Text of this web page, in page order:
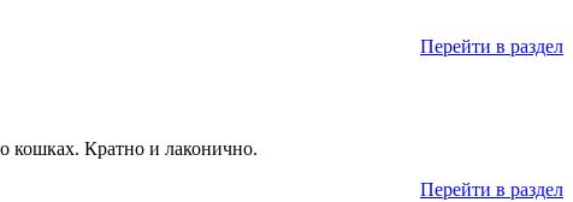
Перейти в раздел
кошках. Кратно и лаконично.
Перейти в раздел